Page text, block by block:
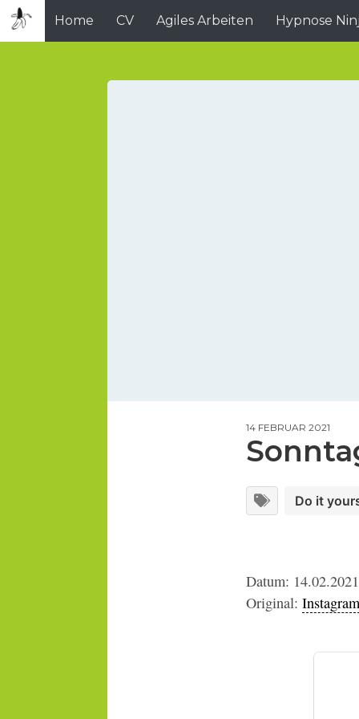
Home CV Agiles Arbeiten Hypnose
14 FEBRUAR 2021
Do it
Datum:
Original: Instagram